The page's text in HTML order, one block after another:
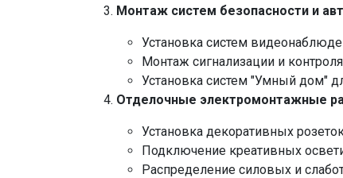
Монтаж систем безопасности и
Установка систем
Монтаж сигнализации и
Установка систем "Умный дом"
Отделочные электромонтажные
Установка декоративных
Подключение креативных
Распределение силовых и